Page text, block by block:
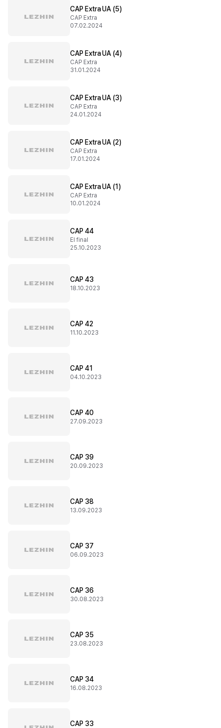
CAP Extra UA (5)
CAP Extra
07.02.2024
CAP Extra UA (4)
CAP Extra
31.01.2024
CAP Extra UA (3)
CAP Extra
24.01.2024
CAP Extra UA (2)
CAP Extra
17.01.2024
CAP Extra UA (1)
CAP Extra
10.01.2024
CAP 44
El final
25.10.2023
CAP 43
18.10.2023
CAP 42
11.10.2023
CAP 41
04.10.2023
CAP 40
27.09.2023
CAP 39
20.09.2023
CAP 38
13.09.2023
CAP 37
06.09.2023
CAP 36
30.08.2023
CAP 35
23.08.2023
CAP 34
16.08.2023
CAP 33